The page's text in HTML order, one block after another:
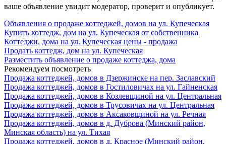
ваше объявление увидит модератор, проверит и опубликует.
Объявления о продаже коттеджей, домов на ул. Купеческая
Купить коттедж, дом на ул. Купеческая от собственника
Коттеджи, дома на ул. Купеческая цены - продажа
Продать коттедж, дом на ул. Купеческая
Разместить объявление о продаже коттеджа, дома
Рекомендуем посмотреть
Продажа коттеджей, домов в Дзержинске на пер. Заславский
Продажа коттеджей, домов в Гостиловичах на ул. Гайненская
Продажа коттеджей, домов в Козлевщиной на ул. Центральная
Продажа коттеджей, домов в Трусовичах на ул. Центральная
Продажа коттеджей, домов в Аксаковщиной на ул. Речная
Продажа коттеджей, домов в д. Дуброва (Минский район,
Минская область) на ул. Тихая
Продажа коттеджей, домов в д. Красное (Минский район,